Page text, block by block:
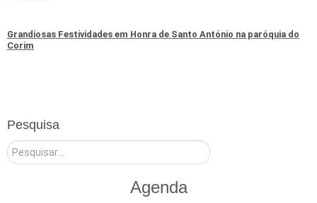
Pesquisa
Pesquisar
Agenda
Grandiosas Festividades em Honra de Santo António na paróquia do
Corim